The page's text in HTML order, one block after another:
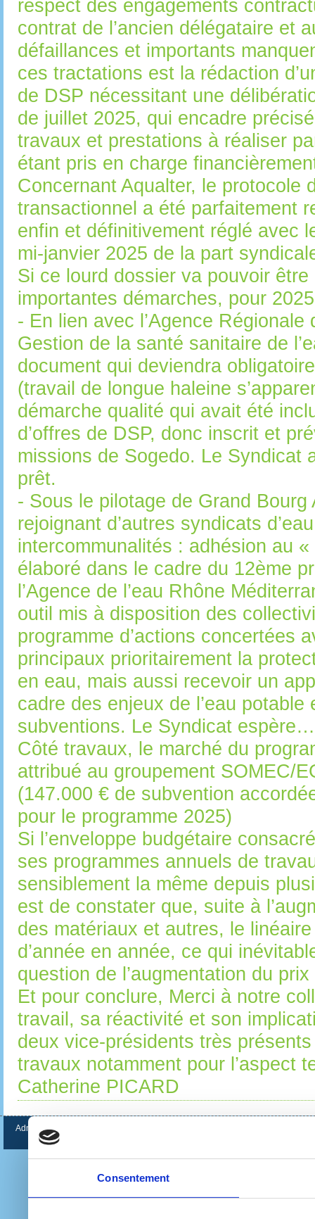
Consentement
respect des engagements
contrat de l’ancien délégataire et
défaillances et importants
ces tractations est la rédaction
de DSP nécessitant une
de juillet 2025, qui encadre
travaux et prestations à réaliser
étant pris en charge
Concernant Aqualter, le protocole
transactionnel a été parfaitement
enfin et définitivement réglé avec
mi-janvier 2025 de la part
Si ce lourd dossier va pouvoir
importantes démarches, pour
- En lien avec l’Agence
Gestion de la santé sanitaire de
document qui deviendra
(travail de longue haleine
démarche qualité qui avait été
d’offres de DSP, donc inscrit et
missions de Sogedo. Le Syndicat
prêt.
- Sous le pilotage de Grand Bourg
rejoignant d’autres syndicats
intercommunalités : adhésion au
élaboré dans le cadre du 12ème
l’Agence de l’eau Rhône
outil mis à disposition des
programme d’actions concertées
principaux prioritairement la
en eau, mais aussi recevoir un
cadre des enjeux de l’eau potable
subventions. Le Syndicat espère…
Côté travaux, le marché du
attribué au groupement SOMEC/
(147.000 € de subvention
pour le programme 2025)
Si l’enveloppe budgétaire
ses programmes annuels de
sensiblement la même depuis
est de constater que, suite à
des matériaux et autres, le linéaire
d’année en année, ce qui
question de l’augmentation du prix
Et pour conclure, Merci à notre
travail, sa réactivité et son
deux vice-présidents très
travaux notamment pour l’aspect
Catherine PICARD
Administration